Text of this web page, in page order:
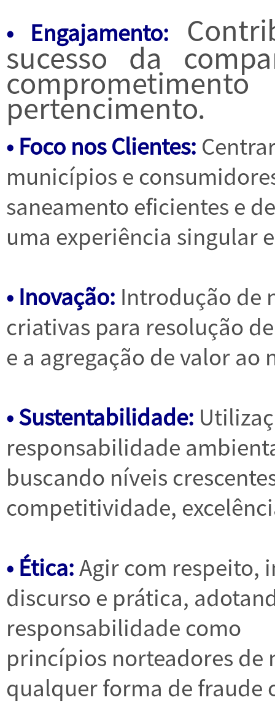
• Engajamento:
sucesso da
pertencimento.
• Foco nos Clientes:
municípios e
saneamento eficientes e
uma experiência singular
• Inovação: Introdução de
criativas para resolução
e a agregação de valor ao
• Sustentabilidade:
responsabilidade
buscando níveis
competitividade,
• Ética:Agir com respeito,
discurso e prática,
responsabilidade como
princípios norteadores de
qualquer forma de fraude